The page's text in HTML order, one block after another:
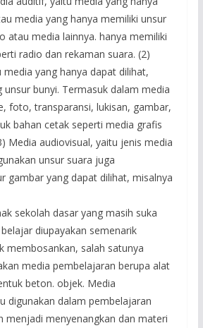
media yang hanya memiliki unsur
atau media lainnya. hanya memiliki
radio dan rekaman suara. (2)
media yang hanya dapat dilihat,
bunyi. Termasuk dalam media
foto, transparansi, lukisan, gambar,
bahan cetak seperti media grafis
Media audiovisual, yaitu jenis media
unsur suara juga
gambar yang dapat dilihat, misalnya
sekolah dasar yang masih suka
diupayakan semenarik
membosankan, salah satunya
media pembelajaran berupa alat
beton. objek. Media
digunakan dalam pembelajaran
menjadi menyenangkan dan materi